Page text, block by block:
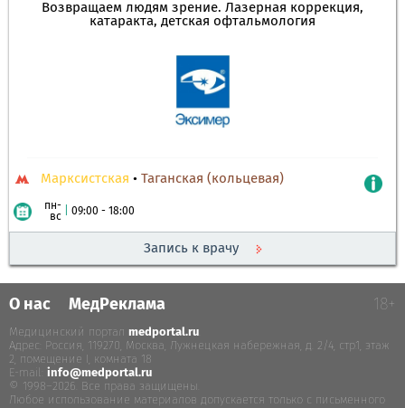
Возвращаем людям зрение. Лазерная коррекция,
катаракта, детская офтальмология
Марксистская • Таганская (кольцевая)
пн-
вс
09:00 - 18:00
Запись к врачу
О нас МедРеклама 18+
Медицинский портал medportal.ru
Адрес: Россия, 119270, Москва, Лужнецкая набережная, д. 2/4, стр.1, этаж
2, помещение I, комната 18
E-mail: info@medportal.ru
© 1998–2026. Все права защищены.
Любое использование материалов допускается только с письменного